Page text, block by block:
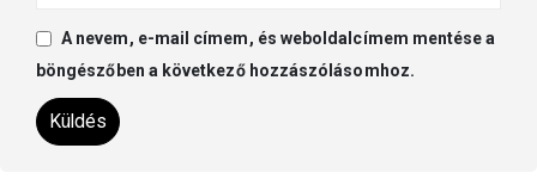
A nevem, e-mail címem, és weboldalcímem mentése a
böngészőben a következő hozzászólásomhoz.